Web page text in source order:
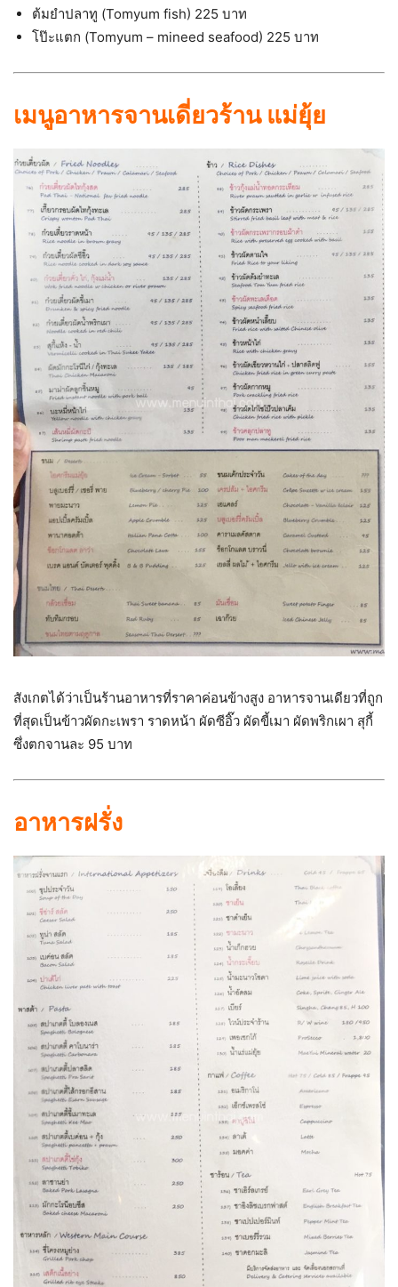
ต้มยำปลาทู (Tomyum fish) 225 บาท
โป๊ะแตก (Tomyum – mineed seafood) 225 บาท
เมนูอาหารจานเดี่ยวร้าน แม่ยุ้ย
สังเกตได้ว่าเป็นร้านอาหารที่ราคาค่อนข้างสูง อาหารจานเดียวที่ถูก
ที่สุดเป็นข้าวผัดกะเพรา ราดหน้า ผัดซีอิ๊ว ผัดขี้เมา ผัดพริกเผา สุกี้
ซึ่งตกจานละ 95 บาท
อาหารฝรั่ง